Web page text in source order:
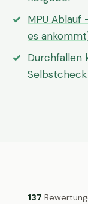
MPU Ablauf
es
Durchfallen
137